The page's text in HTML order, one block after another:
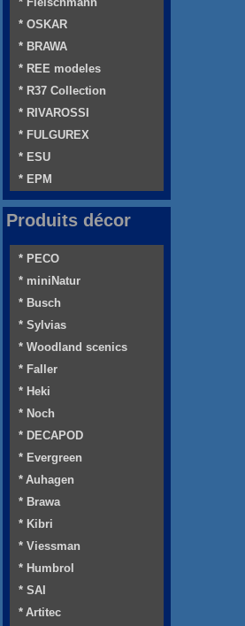
* OSKAR
* BRAWA
* REE modeles
* R37 Collection
* RIVAROSSI
* FULGUREX
* ESU
* EPM
Produits décor
* PECO
* miniNatur
* Busch
* Sylvias
* Woodland scenics
* Faller
* Heki
* Noch
* DECAPOD
* Evergreen
* Auhagen
* Brawa
* Kibri
* Viessman
* Humbrol
* SAI
* Artitec